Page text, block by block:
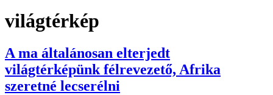
világtérkép
A ma általánosan elterjedt
világtérképünk félrevezető, Afrika
szeretné lecserélni